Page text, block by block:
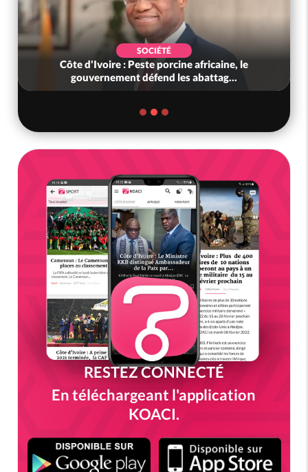
africaine, le
abattag...
Côte d'Ivoire : Préparatifs de
Scolaire 2026-2027, les
RESTEZ CONNECTÉ
En téléchargeant l'application
KOACI.